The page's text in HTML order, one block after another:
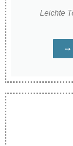
Leichte
➙